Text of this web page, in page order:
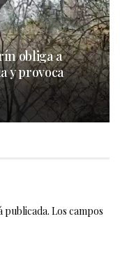
obliga a
y provoca
publicada. Los campos